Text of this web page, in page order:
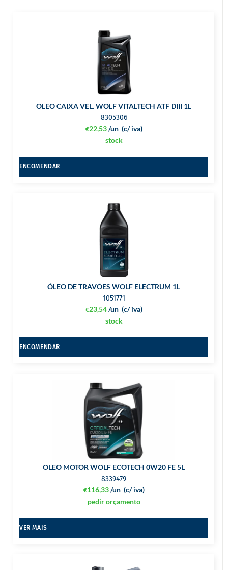
OLEO CAIXA VEL. WOLF VITALTECH ATF DIII 1L
8305306
€22,53 (c/ iva)
/un
stock
ENCOMENDAR
ÓLEO DE TRAVÕES WOLF ELECTRUM 1L
1051771
€23,54 (c/ iva)
/un
stock
ENCOMENDAR
OLEO MOTOR WOLF ECOTECH 0W20 FE 5L
8339479
€116,33 (c/ iva)
/un
pedir orçamento
VER MAIS